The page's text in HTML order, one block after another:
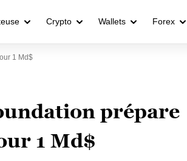
Crypto Wallets Forex
1 Md$
prépare
1 Md$